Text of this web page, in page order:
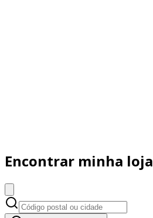
Encontrar minha loja